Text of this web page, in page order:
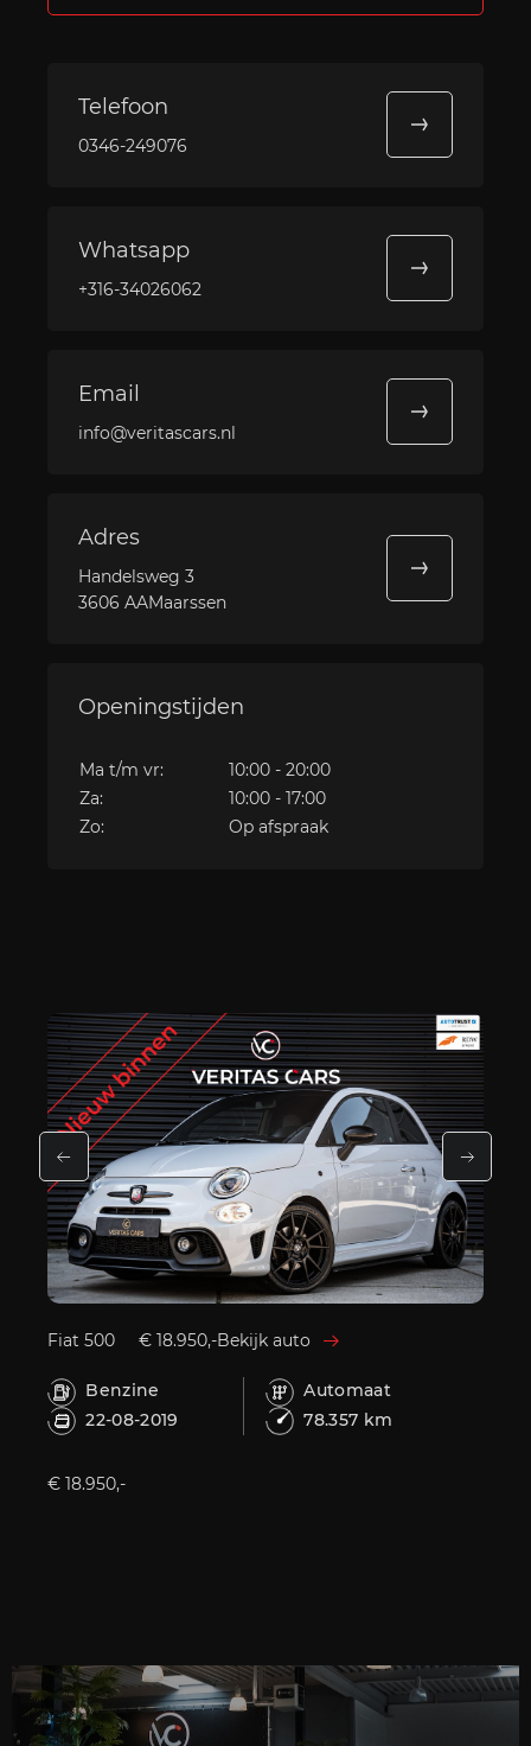
Telefoon
0346-249076
Whatsapp
+316-34026062
Email
info@veritascars.nl
Adres
Handelsweg 3
3606 AAMaarssen
Openingstijden
Ma t/m vr:
10:00 - 20:00
Za:
10:00 - 17:00
Zo:
Op afspraak
Fiat 500 € 18.950,-Bekijk auto
Benzine
Automaat
22-08-2019
78.357 km
€ 18.950,-